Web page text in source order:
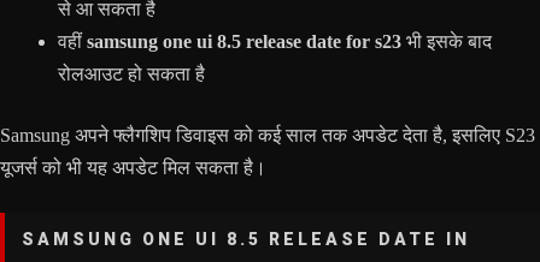
से आ सकता है
वहीं samsung one ui 8.5 release date for s23 भी इसके बाद
रोलआउट हो सकता है
Samsung अपने फ्लैगशिप डिवाइस को कई साल तक अपडेट देता है, इसलिए S23
यूजर्स को भी यह अपडेट मिल सकता है।
SAMSUNG ONE UI 8.5 RELEASE DATE IN